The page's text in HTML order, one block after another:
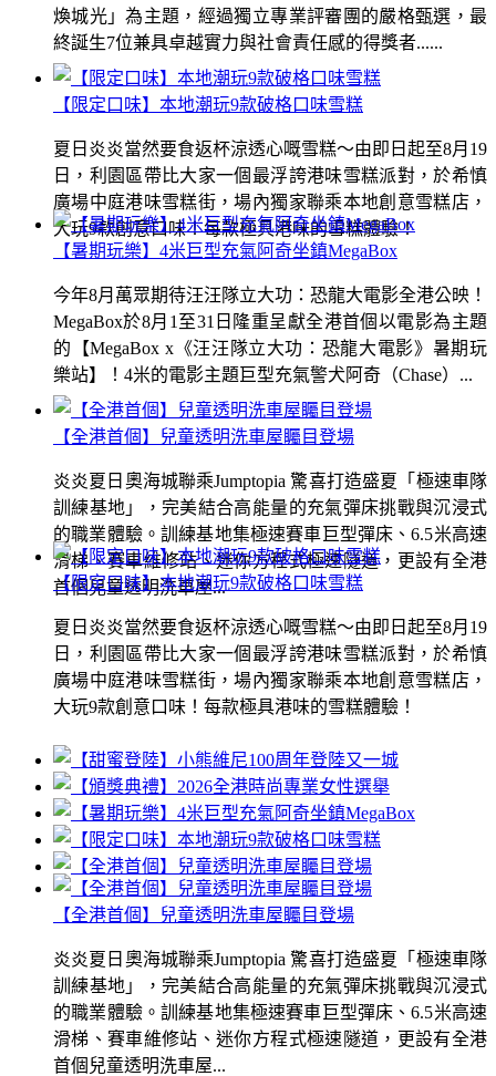
【限定口味】本地潮玩9款破格口味雪糕
夏日炎炎當然要食返杯涼透心嘅雪糕～由即日起至8月19
日，利園區帶比大家一個最浮誇港味雪糕派對，於希慎
廣場中庭港味雪糕街，場內獨家聯乘本地創意雪糕店，
大玩9款創意口味！每款極具港味的雪糕體驗！
【全港首個】兒童透明洗車屋矚目登場
炎炎夏日奧海城聯乘Jumptopia 驚喜打造盛夏「極速車隊
訓練基地」，完美結合高能量的充氣彈床挑戰與沉浸式
的職業體驗。訓練基地集極速賽車巨型彈床、6.5米高速
滑梯、賽車維修站、迷你方程式極速隧道，更設有全港
首個兒童透明洗車屋...
煥城光」為主題，經過獨立專業評審團的嚴格甄選，最
終誕生7位兼具卓越實力與社會責任感的得獎者......
【暑期玩樂】4米巨型充氣阿奇坐鎮MegaBox
今年8月萬眾期待汪汪隊立大功：恐龍大電影全港公映！
MegaBox於8月1至31日隆重呈獻全港首個以電影為主題
的【MegaBox x《汪汪隊立大功：恐龍大電影》暑期玩
樂站】！4米的電影主題巨型充氣警犬阿奇（Chase）...
【限定口味】本地潮玩9款破格口味雪糕
夏日炎炎當然要食返杯涼透心嘅雪糕～由即日起至8月19
日，利園區帶比大家一個最浮誇港味雪糕派對，於希慎
廣場中庭港味雪糕街，場內獨家聯乘本地創意雪糕店，
大玩9款創意口味！每款極具港味的雪糕體驗！
【全港首個】兒童透明洗車屋矚目登場
炎炎夏日奧海城聯乘Jumptopia 驚喜打造盛夏「極速車隊
訓練基地」，完美結合高能量的充氣彈床挑戰與沉浸式
的職業體驗。訓練基地集極速賽車巨型彈床、6.5米高速
滑梯、賽車維修站、迷你方程式極速隧道，更設有全港
首個兒童透明洗車屋...